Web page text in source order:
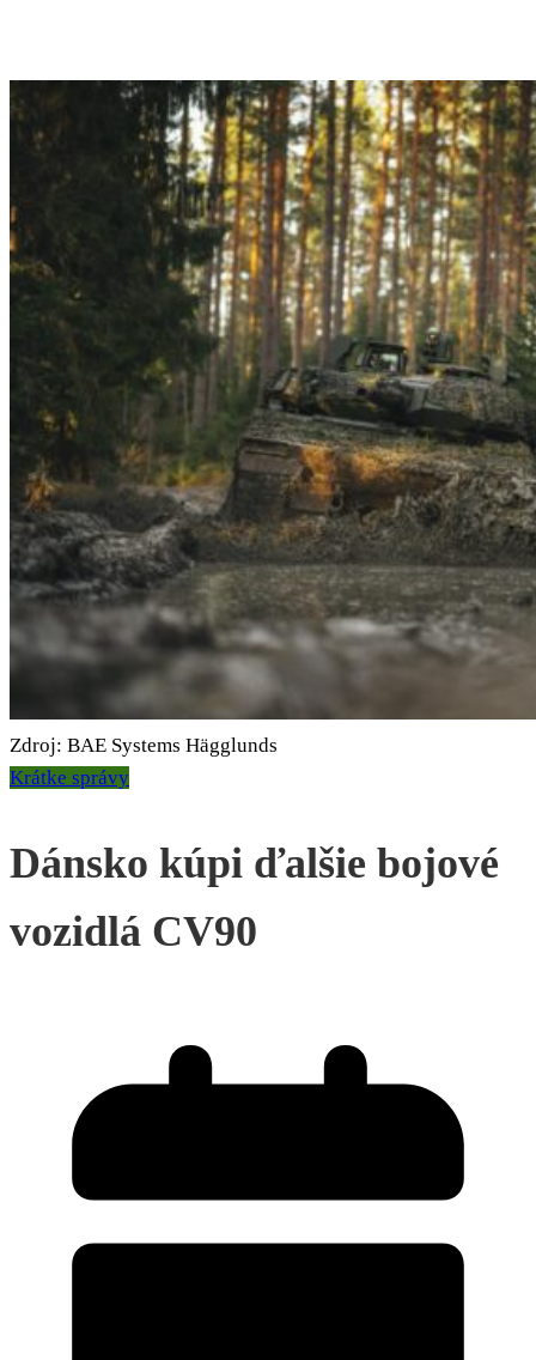
Zdroj: BAE Systems Hägglunds
Krátke správy
Dánsko kúpi ďalšie bojové
vozidlá CV90